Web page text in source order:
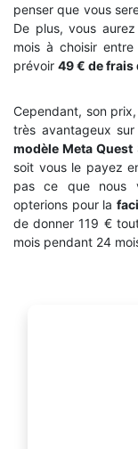
penser que vous
De plus, vous
mois à choisir entre
prévoir 49 € de frais
Cependant, son
très avantageux
modèle Meta Quest
soit vous le payez
pas ce que nous
opterions pour la
de donner 119 €
mois pendant 24